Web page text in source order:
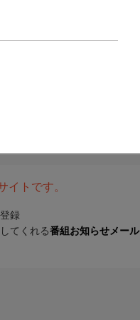
イトです。
録
てくれる番組お知らせメール